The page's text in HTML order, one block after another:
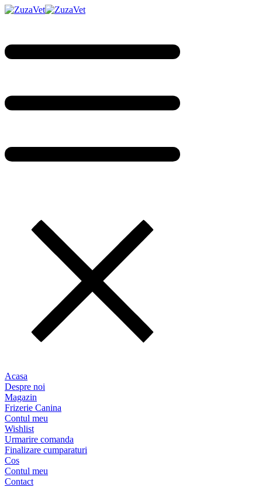
Acasa
Despre noi
Magazin
Frizerie Canina
Contul meu
Wishlist
Urmarire comanda
Finalizare cumparaturi
Cos
Contul meu
Contact